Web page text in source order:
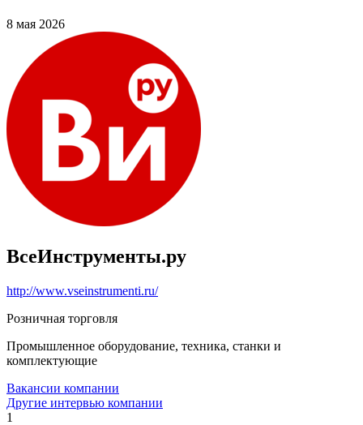
8 мая 2026
ВсеИнструменты.ру
http://www.vseinstrumenti.ru/
Розничная торговля
Промышленное оборудование, техника, станки и
комплектующие
Вакансии компании
Другие интервью компании
1